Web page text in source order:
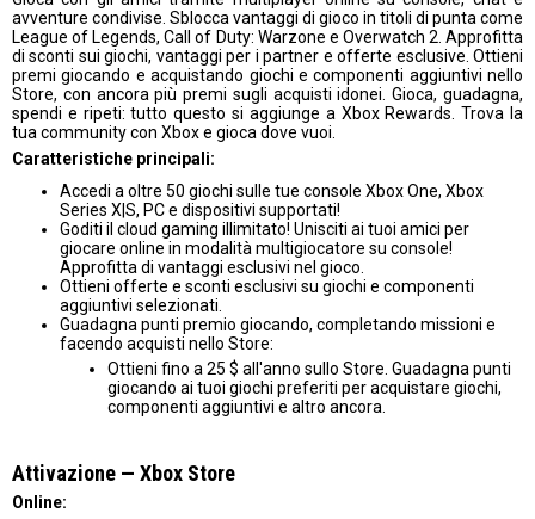
avventure condivise. Sblocca vantaggi di gioco in titoli di punta come
League of Legends, Call of Duty: Warzone e Overwatch 2. Approfitta
di sconti sui giochi, vantaggi per i partner e offerte esclusive. Ottieni
premi giocando e acquistando giochi e componenti aggiuntivi nello
Store, con ancora più premi sugli acquisti idonei. Gioca, guadagna,
spendi e ripeti: tutto questo si aggiunge a Xbox Rewards. Trova la
tua community con Xbox e gioca dove vuoi.
Caratteristiche principali:
Accedi a oltre 50 giochi sulle tue console Xbox One, Xbox
Series X|S, PC e dispositivi supportati!
Goditi il cloud gaming illimitato! Unisciti ai tuoi amici per
giocare online in modalità multigiocatore su console!
Approfitta di vantaggi esclusivi nel gioco.
Ottieni offerte e sconti esclusivi su giochi e componenti
aggiuntivi selezionati.
Guadagna punti premio giocando, completando missioni e
facendo acquisti nello Store:
Ottieni fino a 25 $ all'anno sullo Store. Guadagna punti
giocando ai tuoi giochi preferiti per acquistare giochi,
componenti aggiuntivi e altro ancora.
Attivazione — Хbox Store
Online: